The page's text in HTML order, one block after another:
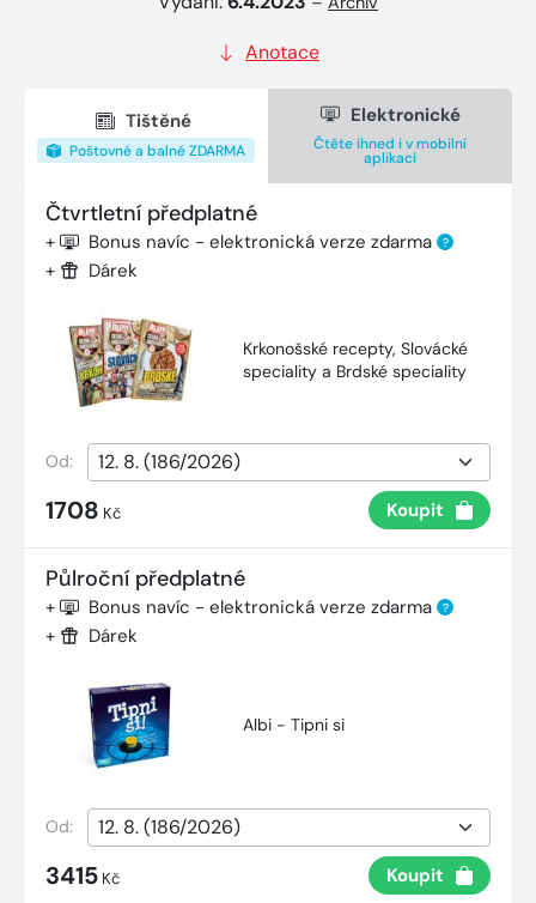
Anotace
Tištěné
Poštovné a balné ZDARMA
Elektronické
Čtěte ihned i v mobilní
aplikaci
Čtvrtletní předplatné
+ Bonus navíc - elektronická verze zdarma ?
+ Dárek
Krkonošské recepty, Slovácké
speciality a Brdské speciality
Od:
1708 Kč Koupit
Půlroční předplatné
+ Bonus navíc - elektronická verze zdarma ?
+ Dárek
Albi - Tipni si
Od:
3415 Kč Koupit